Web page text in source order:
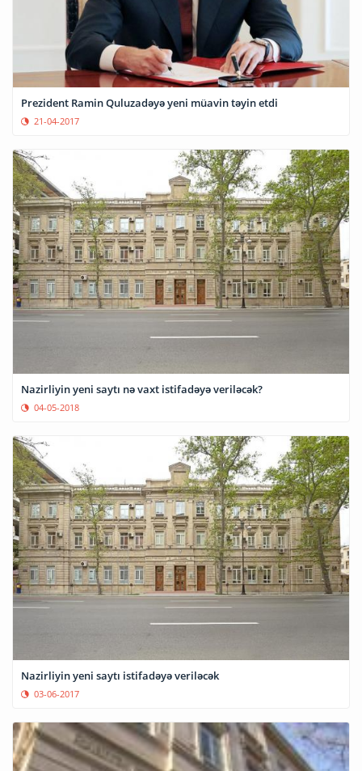
Prezident Ramin Quluzadəyə yeni müavin təyin etdi
21-04-2017
Nazirliyin yeni saytı nə vaxt istifadəyə veriləcək?
04-05-2018
Nazirliyin yeni saytı istifadəyə veriləcək
03-06-2017